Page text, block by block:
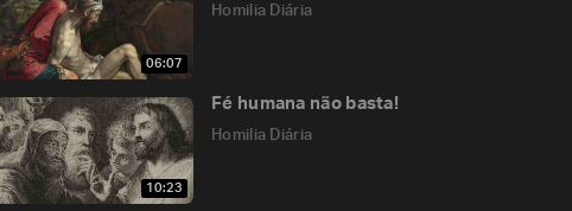
06:07
Homilia Diária
10:23
Fé humana não basta!
Homilia Diária